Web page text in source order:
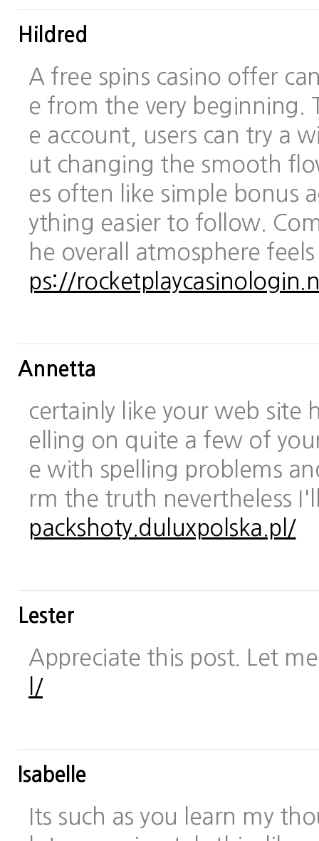
Hildred
A free spins casino offer
e from the very beginning.
e account, users can try a
ut changing the smooth
es often like simple bonus
ything easier to follow.
he overall atmosphere
ps://
Annetta
certainly like your web site
elling on quite a few of
e with spelling problems
rm the truth nevertheless
packshoty.duluxpolska.pl/
Lester
Appreciate this post. Let
l/
Isabelle
Its such as you learn my